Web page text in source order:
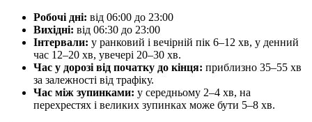
Робочі дні: від 06:00 до 23:00
Вихідні: від 06:30 до 23:00
Інтервали: у ранковий і вечірній пік 6–12 хв, у денний
час 12–20 хв, увечері 20–30 хв.
Час у дорозі від початку до кінця: приблизно 35–55 хв
за залежності від трафіку.
Час між зупинками: у середньому 2–4 хв, на
перехрестях і великих зупинках може бути 5–8 хв.